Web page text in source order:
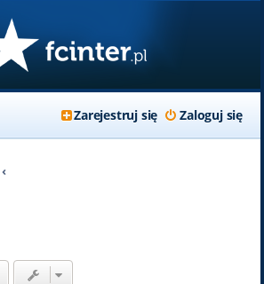
Zaloguj się
Zarejestruj się